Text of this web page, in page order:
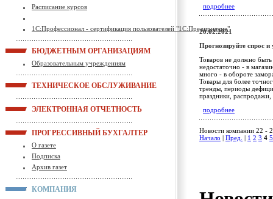
Расписание курсов
1С:Профессионал - сертификация пользователей "1С:Предприятие"
БЮДЖЕТНЫМ ОРГАНИЗАЦИЯМ
Образовательным учреждениям
ТЕХНИЧЕСКОЕ ОБСЛУЖИВАНИЕ
ЭЛЕКТРОННАЯ ОТЧЕТНОСТЬ
ПРОГРЕССИВНЫЙ БУХГАЛТЕР
О газете
Подписка
Архив газет
КОМПАНИЯ
подробнее
20.02.2021
Прогнозируйте спрос и
Товаров не должно
недостаточно - в
много - в обороте
Товары для более
тренды, периоды
праздники, распродажи,
подробнее
Новости компании 22 -
Начало
Пред. 1 2 3 4 5